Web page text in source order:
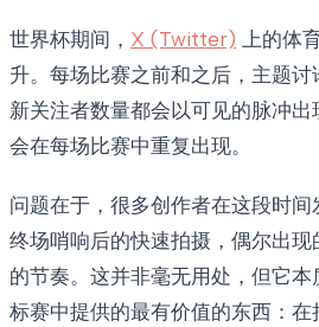
世界杯期间， X (Twitter) 上的体
升。每场比赛之前和之后，主题
新关注者数量都会以可见的脉冲
会在每场比赛中重复出现。
问题在于，很多创作者在这段时间
终场哨响后的快速拍摄，偶尔出
的节奏。这并非毫无用处，但它
标赛中提供的最有价值的东西：